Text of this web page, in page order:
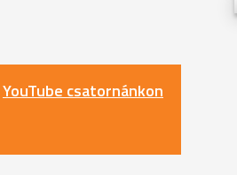
YouTube csatornánkon